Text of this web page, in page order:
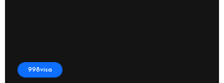
998visa